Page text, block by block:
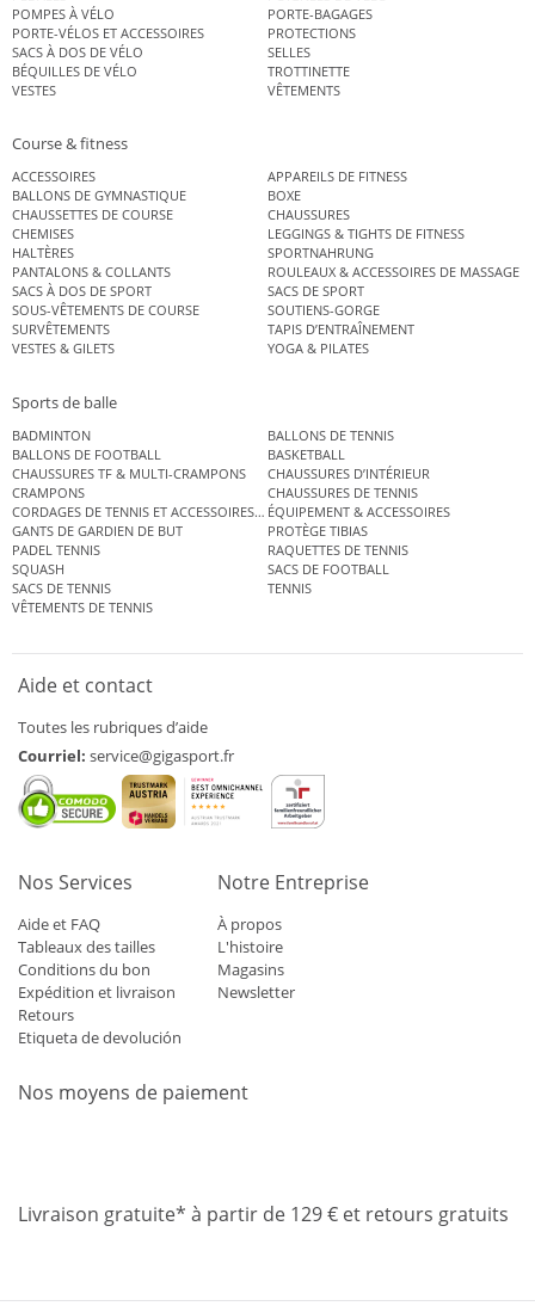
POMPES À VÉLO
PORTE-BAGAGES
PORTE-VÉLOS ET ACCESSOIRES
PROTECTIONS
SACS À DOS DE VÉLO
SELLES
BÉQUILLES DE VÉLO
TROTTINETTE
VESTES
VÊTEMENTS
Course & fitness
ACCESSOIRES
APPAREILS DE FITNESS
BALLONS DE GYMNASTIQUE
BOXE
CHAUSSETTES DE COURSE
CHAUSSURES
CHEMISES
LEGGINGS & TIGHTS DE FITNESS
HALTÈRES
SPORTNAHRUNG
PANTALONS & COLLANTS
ROULEAUX & ACCESSOIRES DE MASSAGE
SACS À DOS DE SPORT
SACS DE SPORT
SOUS-VÊTEMENTS DE COURSE
SOUTIENS-GORGE
SURVÊTEMENTS
TAPIS D’ENTRAÎNEMENT
VESTES & GILETS
YOGA & PILATES
Sports de balle
BADMINTON
BALLONS DE TENNIS
BALLONS DE FOOTBALL
BASKETBALL
CHAUSSURES TF & MULTI-CRAMPONS
CHAUSSURES D’INTÉRIEUR
CRAMPONS
CHAUSSURES DE TENNIS
CORDAGES DE TENNIS ET ACCESSOIRES DE TENNISÉQUIPEMENT & ACCESSOIRES
GANTS DE GARDIEN DE BUT
PROTÈGE TIBIAS
PADEL TENNIS
RAQUETTES DE TENNIS
SQUASH
SACS DE FOOTBALL
SACS DE TENNIS
TENNIS
VÊTEMENTS DE TENNIS
Aide et contact
Toutes les rubriques d’aide
Courriel: service@gigasport.fr
Nos Services
Aide et FAQ
Tableaux des tailles
Conditions du bon
Expédition et livraison
Retours
Etiqueta de devolución
Notre Entreprise
À propos
L'histoire
Magasins
Newsletter
Nos moyens de paiement
Livraison gratuite* à partir de 129 € et retours gratuits